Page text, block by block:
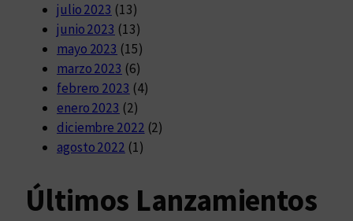
julio 2023 (13)
junio 2023 (13)
mayo 2023 (15)
marzo 2023 (6)
febrero 2023 (4)
enero 2023 (2)
diciembre 2022 (2)
agosto 2022 (1)
Últimos Lanzamientos